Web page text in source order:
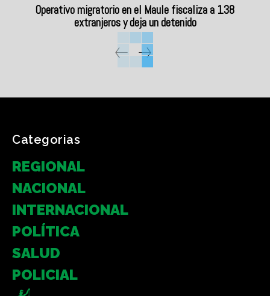
Operativo migratorio en el Maule fiscaliza a 138
extranjeros y deja un detenido
Categorias
REGIONAL
NACIONAL
INTERNACIONAL
POLÍTICA
SALUD
POLICIAL